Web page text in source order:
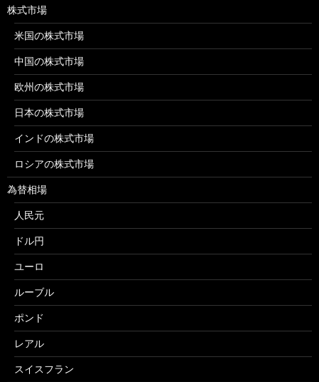
株式市場
米国の株式市場
中国の株式市場
欧州の株式市場
日本の株式市場
インドの株式市場
ロシアの株式市場
為替相場
人民元
ドル円
ユーロ
ルーブル
ポンド
レアル
スイスフラン